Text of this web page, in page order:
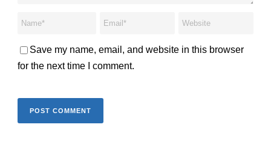
Save my name, email, and website in this browser
for the next time I comment.